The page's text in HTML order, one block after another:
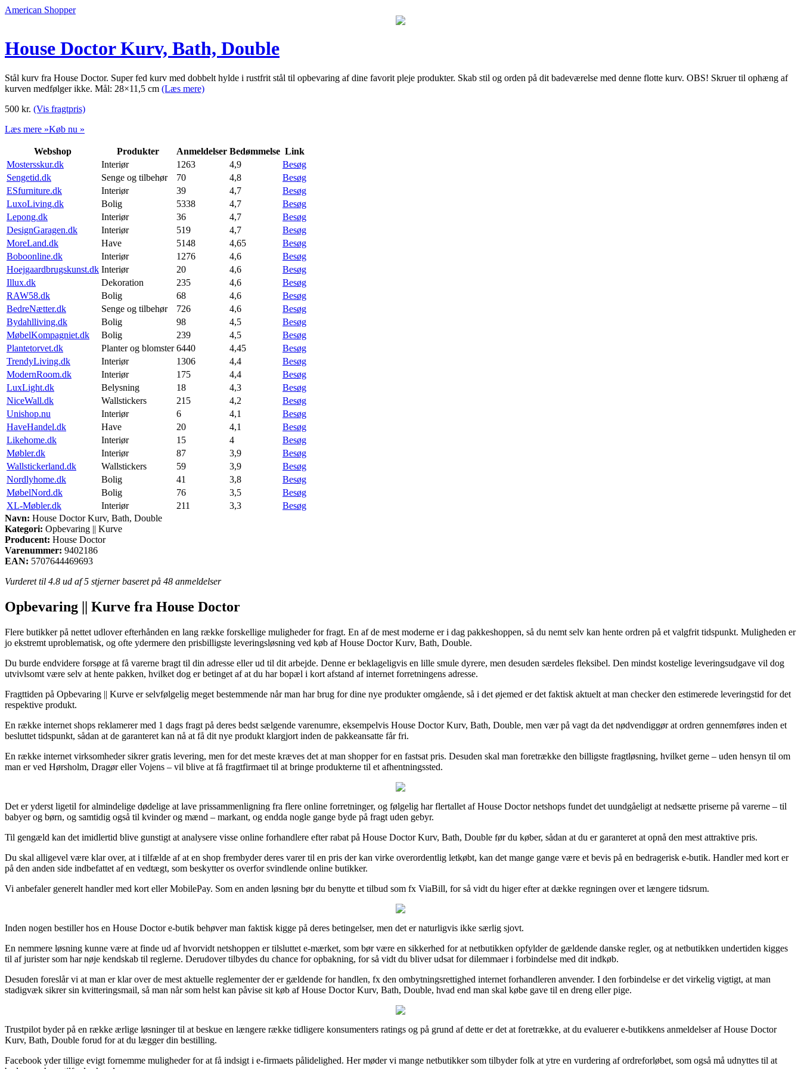
American Shopper
House Doctor Kurv, Bath, Double
Stål kurv fra House Doctor. Super fed kurv med dobbelt hylde i rustfrit stål til opbevaring af dine favorit pleje produkter. Skab stil og orden på dit badeværelse med denne flotte kurv. OBS! Skruer til ophæng af
kurven medfølger ikke. Mål: 28×11,5 cm (Læs mere)
500 kr. (Vis fragtpris)
Læs mere »Køb nu »
Webshop Produkter Anmeldelser Bedømmelse Link
Mostersskur.dk
Interiør 1263 4,9
Besøg
Sengetid.dk
Senge og tilbehør 70 4,8
Besøg
ESfurniture.dk
Interiør 39 4,7
Besøg
LuxoLiving.dk
Bolig 5338 4,7
Besøg
Lepong.dk
Interiør 36 4,7
Besøg
DesignGaragen.dk
Interiør 519 4,7
Besøg
MoreLand.dk
Have 5148 4,65
Besøg
Boboonline.dk
Interiør 1276 4,6
Besøg
Hoejgaardbrugskunst.dk Interiør 20 4,6
Besøg
Illux.dk
Dekoration 235 4,6
Besøg
RAW58.dk
Bolig 68 4,6
Besøg
BedreNætter.dk
Senge og tilbehør 726 4,6
Besøg
Bydahlliving.dk
Bolig 98 4,5
Besøg
MøbelKompagniet.dk
Bolig 239 4,5
Besøg
Plantetorvet.dk
Planter og blomster 6440 4,45
Besøg
TrendyLiving.dk
Interiør 1306 4,4
Besøg
ModernRoom.dk
Interiør 175 4,4
Besøg
LuxLight.dk
Belysning 18 4,3
Besøg
NiceWall.dk
Wallstickers 215 4,2
Besøg
Unishop.nu
Interiør 6 4,1
Besøg
HaveHandel.dk
Have 20 4,1
Besøg
Likehome.dk
Interiør 15 4
Besøg
Møbler.dk
Interiør 87 3,9
Besøg
Wallstickerland.dk
Wallstickers 59 3,9
Besøg
Nordlyhome.dk
Bolig 41 3,8
Besøg
MøbelNord.dk
Bolig 76 3,5
Besøg
XL-Møbler.dk
Interiør 211 3,3
Besøg
Navn: House Doctor Kurv, Bath, Double
Kategori: Opbevaring || Kurve
Producent: House Doctor
Varenummer: 9402186
EAN: 5707644469693
Vurderet til 4.8 ud af 5 stjerner baseret på 48 anmeldelser
Opbevaring || Kurve fra House Doctor
Flere butikker på nettet udlover efterhånden en lang række forskellige muligheder for fragt. En af de mest moderne er i dag pakkeshoppen, så du nemt selv kan hente ordren på et valgfrit tidspunkt. Muligheden er
jo ekstremt uproblematisk, og ofte ydermere den prisbilligste leveringsløsning ved køb af House Doctor Kurv, Bath, Double.
Du burde endvidere forsøge at få varerne bragt til din adresse eller ud til dit arbejde. Denne er beklageligvis en lille smule dyrere, men desuden særdeles fleksibel. Den mindst kostelige leveringsudgave vil dog
utvivlsomt være selv at hente pakken, hvilket dog er betinget af at du har bopæl i kort afstand af internet forretningens adresse.
Fragttiden på Opbevaring || Kurve er selvfølgelig meget bestemmende når man har brug for dine nye produkter omgående, så i det øjemed er det faktisk aktuelt at man checker den estimerede leveringstid for det
respektive produkt.
En række internet shops reklamerer med 1 dags fragt på deres bedst sælgende varenumre, eksempelvis House Doctor Kurv, Bath, Double, men vær på vagt da det nødvendiggør at ordren gennemføres inden et
besluttet tidspunkt, sådan at de garanteret kan nå at få dit nye produkt klargjort inden de pakkeansatte får fri.
En række internet virksomheder sikrer gratis levering, men for det meste kræves det at man shopper for en fastsat pris. Desuden skal man foretrække den billigste fragtløsning, hvilket gerne – uden hensyn til om
man er ved Hørsholm, Dragør eller Vojens – vil blive at få fragtfirmaet til at bringe produkterne til et afhentningssted.
Det er yderst ligetil for almindelige dødelige at lave prissammenligning fra flere online forretninger, og følgelig har flertallet af House Doctor netshops fundet det uundgåeligt at nedsætte priserne på varerne – til
babyer og børn, og samtidig også til kvinder og mænd – markant, og endda nogle gange byde på fragt uden gebyr.
Til gengæld kan det imidlertid blive gunstigt at analysere visse online forhandlere efter rabat på House Doctor Kurv, Bath, Double før du køber, sådan at du er garanteret at opnå den mest attraktive pris.
Du skal alligevel være klar over, at i tilfælde af at en shop frembyder deres varer til en pris der kan virke overordentlig letkøbt, kan det mange gange være et bevis på en bedragerisk e-butik. Handler med kort er
på den anden side indbefattet af en vedtægt, som beskytter os overfor svindlende online butikker.
Vi anbefaler generelt handler med kort eller MobilePay. Som en anden løsning bør du benytte et tilbud som fx ViaBill, for så vidt du higer efter at dække regningen over et længere tidsrum.
Inden nogen bestiller hos en House Doctor e-butik behøver man faktisk kigge på deres betingelser, men det er naturligvis ikke særlig sjovt.
En nemmere løsning kunne være at finde ud af hvorvidt netshoppen er tilsluttet e-mærket, som bør være en sikkerhed for at netbutikken opfylder de gældende danske regler, og at netbutikken undertiden kigges
til af jurister som har nøje kendskab til reglerne. Derudover tilbydes du chance for opbakning, for så vidt du bliver udsat for dilemmaer i forbindelse med dit indkøb.
Desuden foreslår vi at man er klar over de mest aktuelle reglementer der er gældende for handlen, fx den ombytningsrettighed internet forhandleren anvender. I den forbindelse er det virkelig vigtigt, at man
stadigvæk sikrer sin kvitteringsmail, så man når som helst kan påvise sit køb af House Doctor Kurv, Bath, Double, hvad end man skal købe gave til en dreng eller pige.
Trustpilot byder på en række ærlige løsninger til at beskue en længere række tidligere konsumenters ratings og på grund af dette er det at foretrække, at du evaluerer e-butikkens anmeldelser af House Doctor
Kurv, Bath, Double forud for at du lægger din bestilling.
Facebook yder tillige evigt fornemme muligheder for at få indsigt i e-firmaets pålidelighed. Her møder vi mange netbutikker som tilbyder folk at ytre en vurdering af ordreforløbet, som også må udnyttes til at